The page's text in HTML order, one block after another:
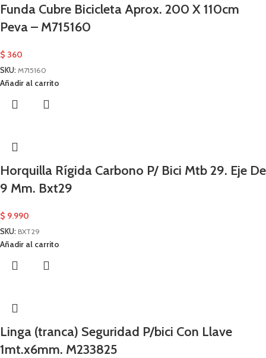
Funda Cubre Bicicleta Aprox. 200 X 110cm
Peva – M715160
$ 360
SKU: M715160
Añadir al carrito
Horquilla Rígida Carbono P/ Bici Mtb 29. Eje De
9 Mm. Bxt29
$ 9.990
SKU: BXT29
Añadir al carrito
Linga (tranca) Seguridad P/bici Con Llave
1mt.x6mm. M233825